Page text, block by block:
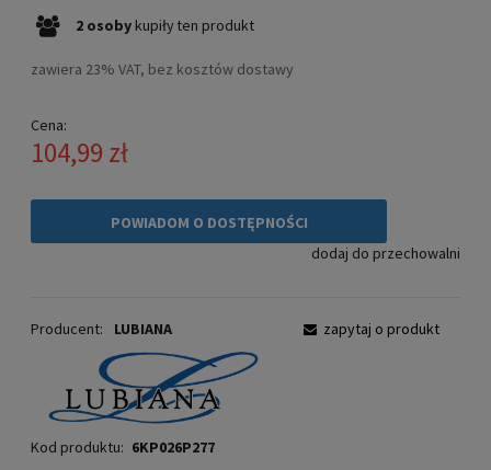
2 osoby kupiły ten produkt
zawiera 23% VAT, bez kosztów dostawy
Cena:
104,99 zł
POWIADOM O DOSTĘPNOŚCI
dodaj do przechowalni
Producent: LUBIANA
Kod produktu: 6KP026P277
zapytaj o produkt